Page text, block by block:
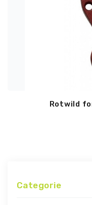
Rotwild
Categorie